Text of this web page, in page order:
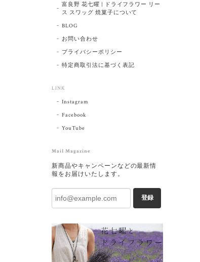
富良野 花七曜 | ドライフラワー リー
ス スワッグ 焼菓子について
BLOG
お問い合わせ
プライバシーポリシー
特定商取引法に基づく表記
LINK
Instagram
Facebook
YouTube
Mail Magazine
新商品やキャンペーンなどの最新情
報をお届けいたします。
登録